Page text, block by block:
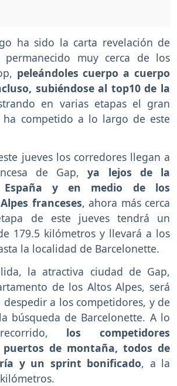
ha sido la carta revelación de
muy cerca de los
peleándoles cuerpo a cuerpo
subiéndose al top10 de la
en varias etapas el gran
competido a lo largo de este
jueves los corredores llegan a
de Gap,ya lejos de la
y en medio de los
franceses, ahora más cerca
de este jueves tendrá un
179.5 kilómetros y llevará a los
la localidad de Barcelonette.
la atractiva ciudad de Gap,
de los Altos Alpes, será
despedir a los competidores, y de
búsqueda de Barcelonette. A lo
los competidores
de montaña, todos de
y un sprint bonificado, a la